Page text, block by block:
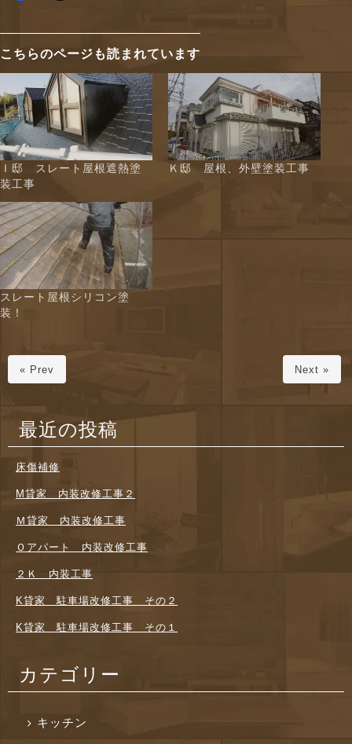
こちらのページも読まれています
Ｉ邸 スレート屋根遮熱塗
装工事
Ｋ邸 屋根、外壁塗装工事
スレート屋根シリコン塗
装！
« Prev Next »
最近の投稿
床傷補修
M貸家 内装改修工事２
Ｍ貸家 内装改修工事
Ｏアパート 内装改修工事
２Ｋ 内装工事
K貸家 駐車場改修工事 その２
K貸家 駐車場改修工事 その１
カテゴリー
キッチン